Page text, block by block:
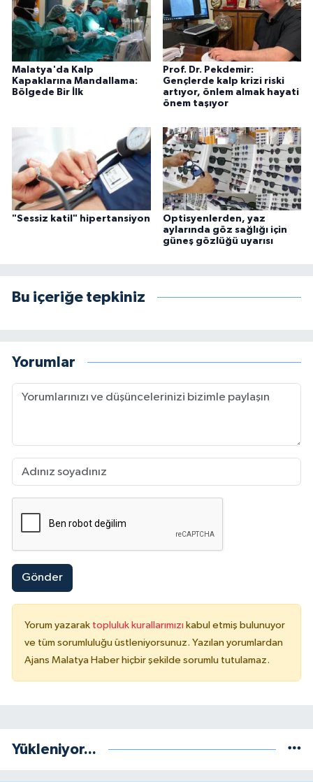
Malatya'da Kalp
Kapaklarına Mandallama:
Bölgede Bir İlk
Prof. Dr. Pekdemir:
Gençlerde kalp krizi riski
artıyor, önlem almak hayati
önem taşıyor
"Sessiz katil" hipertansiyon
Optisyenlerden, yaz
aylarında göz sağlığı için
güneş gözlüğü uyarısı
Bu içeriğe tepkiniz
Yorumlar
Gönder
Yorum yazarak topluluk kurallarımızı kabul etmiş bulunuyor
ve tüm sorumluluğu üstleniyorsunuz. Yazılan yorumlardan
Ajans Malatya Haber hiçbir şekilde sorumlu tutulamaz.
Yükleniyor...